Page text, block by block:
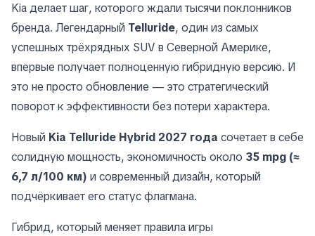
Kia делает шаг, которого ждали тысячи поклонников
бренда. Легендарный Telluride, один из самых
успешных трёхрядных SUV в Северной Америке,
впервые получает полноценную гибридную версию. И
это не просто обновление — это стратегический
поворот к эффективности без потери характера.
Новый Kia Telluride Hybrid 2027 года сочетает в себе
солидную мощность, экономичность около 35 mpg (≈
6,7 л/100 км) и современный дизайн, который
подчёркивает его статус флагмана.
Гибрид, который меняет правила игры